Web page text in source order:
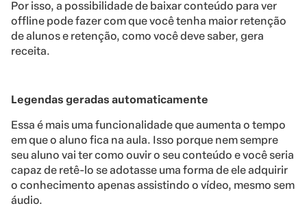
Por isso, a possibilidade de baixar conteúdo para ver
offline pode fazer com que você tenha maior retenção
de alunos e retenção, como você deve saber, gera
receita.
Legendas geradas automaticamente
Essa é mais uma funcionalidade que aumenta o tempo
em que o aluno fica na aula. Isso porque nem sempre
seu aluno vai ter como ouvir o seu conteúdo e você seria
capaz de retê-lo se adotasse uma forma de ele adquirir
o conhecimento apenas assistindo o vídeo, mesmo sem
áudio.